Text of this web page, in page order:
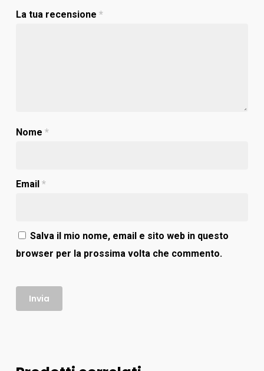
La tua recensione *
Nome *
Email *
Salva il mio nome, email e sito web in questo
browser per la prossima volta che commento.